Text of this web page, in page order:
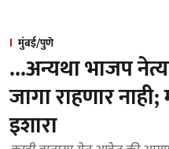
मुंबई/पुणे
...अन्यथा भाजप
जागा राहणार
इशारा